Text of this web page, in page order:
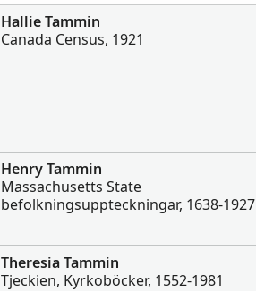
Hallie Tammin
Canada Census, 1921
Henry Tammin
Massachusetts State
befolkningsuppteckningar, 1638-1927
Theresia Tammin
Tjeckien, Kyrkoböcker, 1552-1981